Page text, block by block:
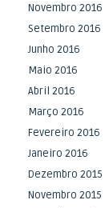
Novembro 2016
Setembro 2016
Junho 2016
Maio 2016
Abril 2016
Março 2016
Fevereiro 2016
Janeiro 2016
Dezembro 2015
Novembro 2015